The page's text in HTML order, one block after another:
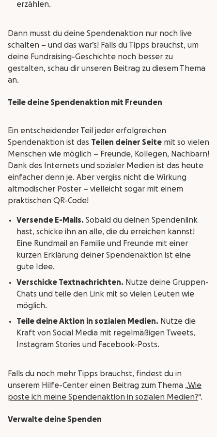
erzählen.
Dann musst du deine Spendenaktion nur noch live
schalten – und das war’s! Falls du Tipps brauchst, um
deine Fundraising-Geschichte noch besser zu
gestalten, schau dir unseren Beitrag zu diesem Thema
an.
Teile deine Spendenaktion mit Freunden
Ein entscheidender Teil jeder erfolgreichen
Spendenaktion ist das Teilen deiner Seite mit so vielen
Menschen wie möglich – Freunde, Kollegen, Nachbarn!
Dank des Internets und sozialer Medien ist das heute
einfacher denn je. Aber vergiss nicht die Wirkung
altmodischer Poster – vielleicht sogar mit einem
praktischen QR-Code!
Versende E-Mails. Sobald du deinen Spendenlink
hast, schicke ihn an alle, die du erreichen kannst!
Eine Rundmail an Familie und Freunde mit einer
kurzen Erklärung deiner Spendenaktion ist eine
gute Idee.
Verschicke Textnachrichten. Nutze deine Gruppen-
Chats und teile den Link mit so vielen Leuten wie
möglich.
Teile deine Aktion in sozialen Medien. Nutze die
Kraft von Social Media mit regelmäßigen Tweets,
Instagram Stories und Facebook-Posts.
Falls du noch mehr Tipps brauchst, findest du in
unserem Hilfe-Center einen Beitrag zum Thema „Wie
poste ich meine Spendenaktion in sozialen Medien?“.
Verwalte deine Spenden